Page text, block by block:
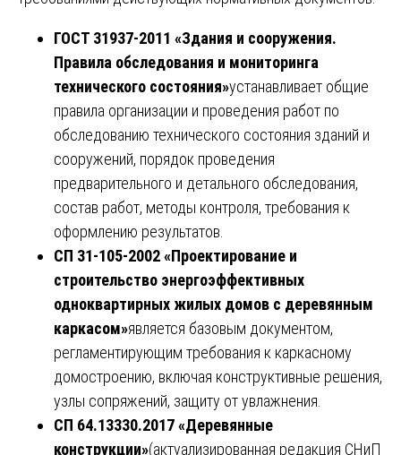
ГОСТ 31937-2011 «Здания и сооружения.
Правила обследования и мониторинга
технического состояния»устанавливает общие
правила организации и проведения работ по
обследованию технического состояния зданий и
сооружений, порядок проведения
предварительного и детального обследования,
состав работ, методы контроля, требования к
оформлению результатов.
СП 31-105-2002 «Проектирование и
строительство энергоэффективных
одноквартирных жилых домов с деревянным
каркасом»является базовым документом,
регламентирующим требования к каркасному
домостроению, включая конструктивные решения,
узлы сопряжений, защиту от увлажнения.
СП 64.13330.2017 «Деревянные
конструкции»(актуализированная редакция СНиП